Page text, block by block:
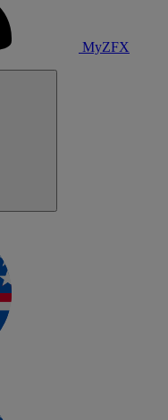
MyZFX